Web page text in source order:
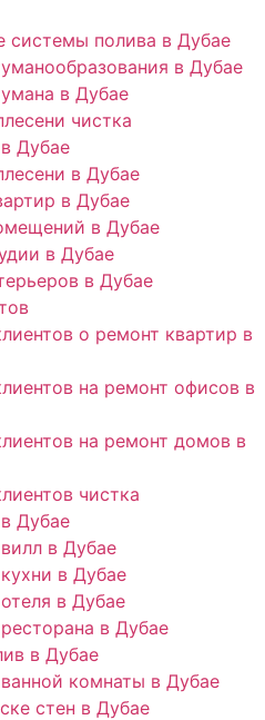
системы полива в Дубае
в Дубае
в Дубае
чистка
Дубае
в Дубае
в Дубае
в Дубае
в Дубае
в Дубае
о ремонт квартир в
на ремонт офисов в
на ремонт домов в
чистка
Дубае
в Дубае
в Дубае
в Дубае
в Дубае
в Дубае
комнаты в Дубае
стен в Дубае